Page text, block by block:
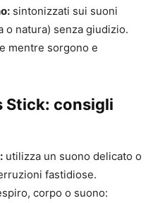
sintonizzati sui suoni
o natura) senza giudizio.
mentre sorgono e
Stick: consigli
utilizza un suono delicato o
fastidiose.
corpo o suono: